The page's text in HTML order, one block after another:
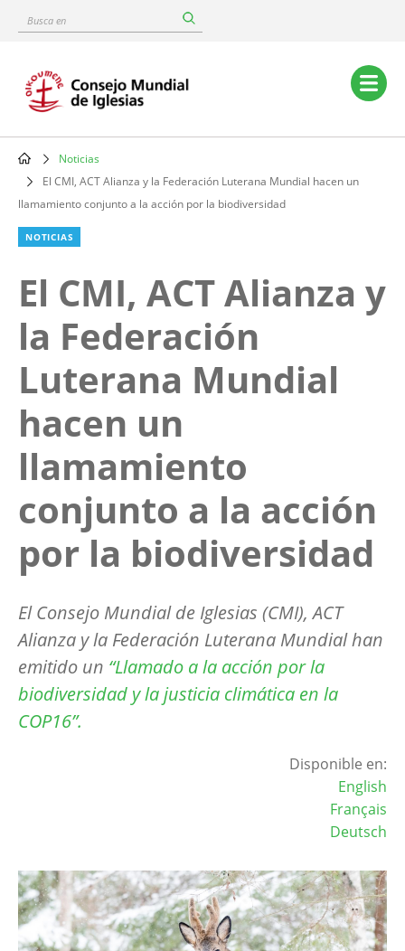
content
Busca
Main
navigation
Breadcrumb
Noticias
El CMI, ACT Alianza y la Federación Luterana Mundial hacen un
llamamiento conjunto a la acción por la biodiversidad
NOTICIAS
El CMI, ACT Alianza y
la Federación
Luterana Mundial
hacen un
llamamiento
conjunto a la acción
por la biodiversidad
El Consejo Mundial de Iglesias (CMI), ACT
Alianza y la Federación Luterana Mundial han
emitido un “Llamado a la acción por la
biodiversidad y la justicia climática en la
COP16”.
Disponible en:
English
Français
Deutsch
Image